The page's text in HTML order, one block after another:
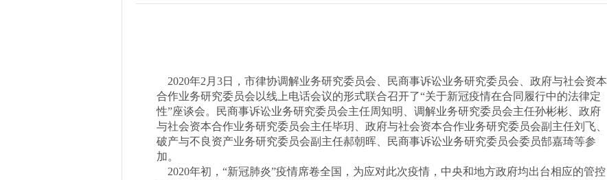
2020年2月3日，市律协调解业务研究委员会、民商事诉讼业务研究委员会、政府与社会资本
合作业务研究委员会以线上电话会议的形式联合召开了“关于新冠疫情在合同履行中的法律定
性”座谈会。民商事诉讼业务研究委员会主任周知明、调解业务研究委员会主任孙彬彬、政府
与社会资本合作业务研究委员会主任毕玥、政府与社会资本合作业务研究委员会副主任刘飞、
破产与不良资产业务研究委员会副主任郝朝晖、民商事诉讼业务研究委员会委员郜嘉琦等参
加。
2020年初，“新冠肺炎”疫情席卷全国，为应对此次疫情，中央和地方政府均出台相应的管控